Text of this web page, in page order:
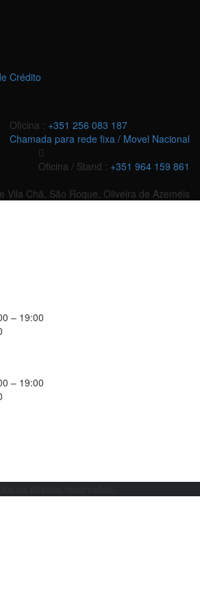
Crédito
Oficina : +351 256 083 187
Chamada para rede fixa / Movel Nacional
Oficina / Stand : +351 964 159 861
Vila Chã, São Roque, Oliveira de Azeméis
– 19:00
– 19:00